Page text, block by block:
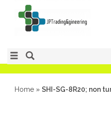
Home » SHI-SG-8R20; non